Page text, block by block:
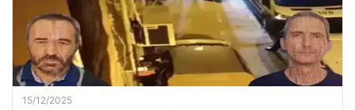
15/12/2025